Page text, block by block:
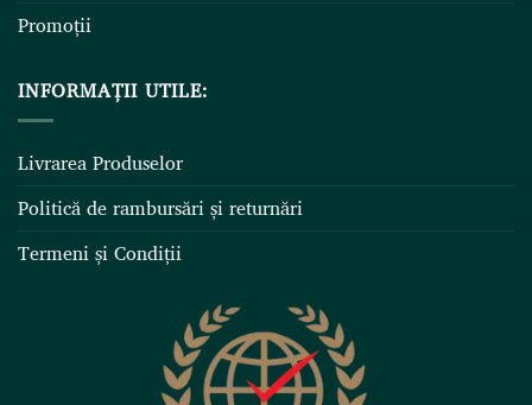
Promoții
INFORMAȚII UTILE:
Livrarea Produselor
Politică de rambursări și returnări
Termeni și Condiții